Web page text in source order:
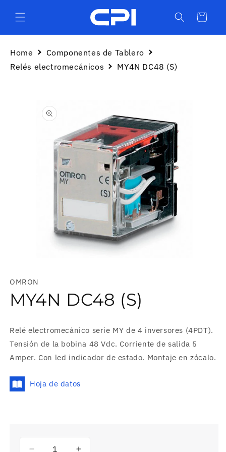
directamente
al contenido
Carrito
Home
Componentes de Tablero
Relés electromecánicos
MY4N DC48 (S)
información
1
una
ventana
OMRON
MY4N DC48 (S)
Relé electromecánico serie MY de 4 inversores (4PDT).
Tensión de la bobina 48 Vdc. Corriente de salida 5
Amper. Con led indicador de estado. Montaje en zócalo.
Hoja de datos